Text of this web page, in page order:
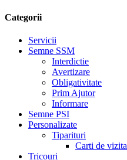
Categorii
Servicii
Semne SSM
Interdictie
Avertizare
Obligativitate
Prim Ajutor
Informare
Semne PSI
Personalizate
Tiparituri
Carti de vizita
Tricouri